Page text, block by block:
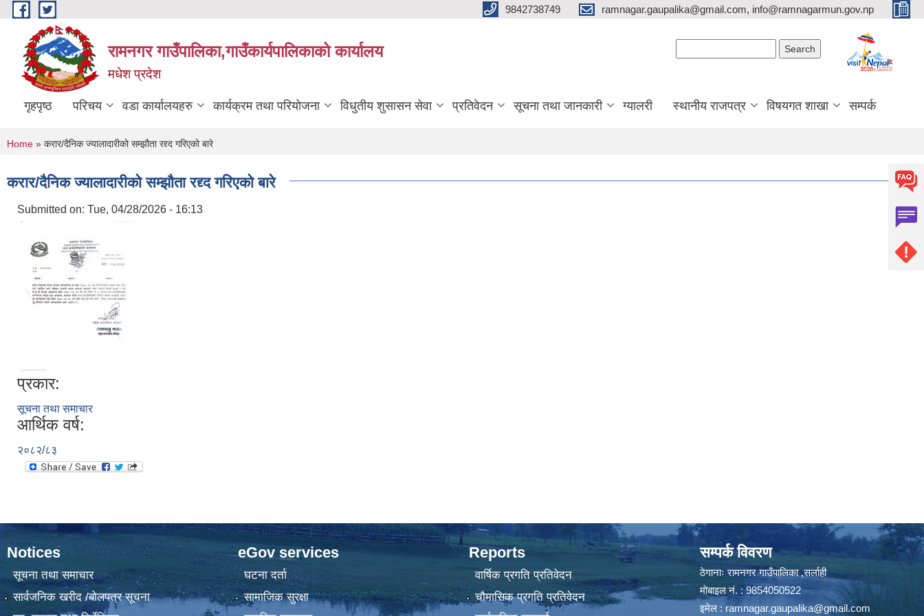
Skip to main content 9842738749 ramnagar.gaupalika@gmail.com, info@ramnagarmun.gov.np
रामनगर गाउँपालिका,गाउँकार्यपालिकाको कार्यालय
मधेश प्रदेश
गृहपृष्ठ परिचय वडा कार्यालयहरु कार्यक्रम तथा परियोजना विधुतीय शुसासन सेवा प्रतिवेदन सूचना तथा जानकारी ग्यालरी स्थानीय राजपत्र विषयगत शाखा सम्पर्क
You are here
Home » करार/दैनिक ज्यालादारीको सम्झौता रद्द्द गरिएको बारे
करार/दैनिक ज्यालादारीको सम्झौता रद्द्द गरिएको बारे
Submitted on: Tue, 04/28/2026 - 16:13
प्रकार:
सूचना तथा समाचार
आर्थिक वर्ष:
२०८२/८३
Notices
सूचना तथा समाचार
सार्वजनिक खरीद /बोलपत्र सूचना
eGov services
घटना दर्ता
सामाजिक सुरक्षा
Reports
वार्षिक प्रगति प्रतिवेदन
चौमासिक प्रगति प्रतिवेदन
सम्पर्क विवरण
ठेगानाः रामनगर गाउँपालिका ,सर्लाही
माेबाइल न‌ं. : 9854050522
इमेल : ramnagar.gaupalika@gmail.com